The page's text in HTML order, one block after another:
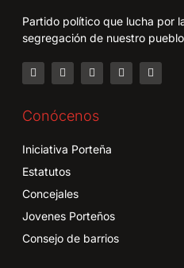
Partido político que lucha por
segregación de nuestro
Conócenos
Iniciativa Porteña
Estatutos
Concejales
Jovenes Porteños
Consejo de barrios